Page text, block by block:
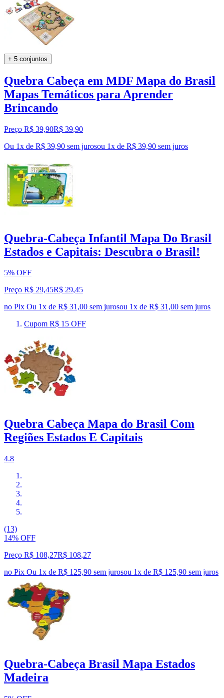
+ 5 conjuntos
Quebra Cabeça em MDF Mapa do Brasil
Mapas Temáticos para Aprender
Brincando
Preço R$ 39,90R$ 39,90
Ou 1x de R$ 39,90 sem jurosou 1x de R$ 39,90 sem juros
Quebra-Cabeça Infantil Mapa Do Brasil
Estados e Capitais: Descubra o Brasil!
5% OFF
Preço R$ 29,45R$ 29,45
no Pix Ou 1x de R$ 31,00 sem jurosou 1x de R$ 31,00 sem juros
Cupom R$ 15 OFF
Quebra Cabeça Mapa do Brasil Com
Regiões Estados E Capitais
4.8
(13)
14% OFF
Preço R$ 108,27R$ 108,27
no Pix Ou 1x de R$ 125,90 sem jurosou 1x de R$ 125,90 sem juros
Quebra-Cabeça Brasil Mapa Estados
Madeira